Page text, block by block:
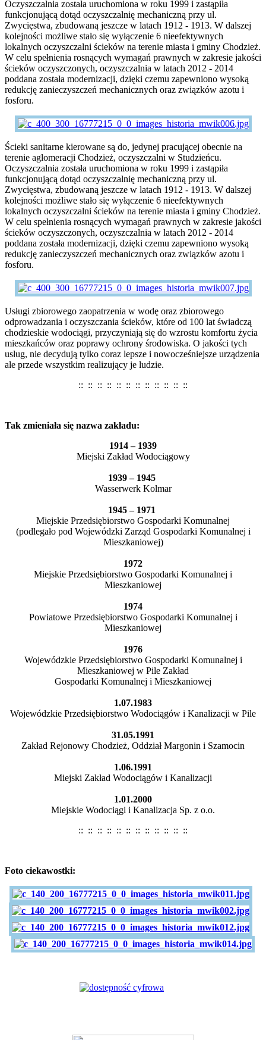
Oczyszczalnia została uruchomiona w roku 1999 i zastąpiła
funkcjonującą dotąd oczyszczalnię mechaniczną przy ul.
Zwycięstwa, zbudowaną jeszcze w latach 1912 - 1913. W dalszej
kolejności możliwe stało się wyłączenie 6 nieefektywnych
lokalnych oczyszczalni ścieków na terenie miasta i gminy Chodzież.
W celu spełnienia rosnących wymagań prawnych w zakresie jakości
ścieków oczyszczonych, oczyszczalnia w latach 2012 - 2014
poddana została modernizacji, dzięki czemu zapewniono wysoką
redukcję zanieczyszczeń mechanicznych oraz związków azotu i
fosforu.
Ścieki sanitarne kierowane są do, jedynej pracującej obecnie na
terenie aglomeracji Chodzież, oczyszczalni w Studzieńcu.
Oczyszczalnia została uruchomiona w roku 1999 i zastąpiła
funkcjonującą dotąd oczyszczalnię mechaniczną przy ul.
Zwycięstwa, zbudowaną jeszcze w latach 1912 - 1913. W dalszej
kolejności możliwe stało się wyłączenie 6 nieefektywnych
lokalnych oczyszczalni ścieków na terenie miasta i gminy Chodzież.
W celu spełnienia rosnących wymagań prawnych w zakresie jakości
ścieków oczyszczonych, oczyszczalnia w latach 2012 - 2014
poddana została modernizacji, dzięki czemu zapewniono wysoką
redukcję zanieczyszczeń mechanicznych oraz związków azotu i
fosforu.
Usługi zbiorowego zaopatrzenia w wodę oraz zbiorowego
odprowadzania i oczyszczania ścieków, które od 100 lat świadczą
chodzieskie wodociągi, przyczyniają się do wzrostu komfortu życia
mieszkańców oraz poprawy ochrony środowiska. O jakości tych
usług, nie decydują tylko coraz lepsze i nowocześniejsze urządzenia
ale przede wszystkim realizujący je ludzie.
:: :: :: :: :: :: :: :: :: :: :: ::
Tak zmieniała się nazwa zakładu:
1914 – 1939
Miejski Zakład Wodociągowy
1939 – 1945
Wasserwerk Kolmar
1945 – 1971
Miejskie Przedsiębiorstwo Gospodarki Komunalnej
(podlegało pod Wojewódzki Zarząd Gospodarki Komunalnej i
Mieszkaniowej)
1972
Miejskie Przedsiębiorstwo Gospodarki Komunalnej i
Mieszkaniowej
1974
Powiatowe Przedsiębiorstwo Gospodarki Komunalnej i
Mieszkaniowej
1976
Wojewódzkie Przedsiębiorstwo Gospodarki Komunalnej i
Mieszkaniowej w Pile Zakład
Gospodarki Komunalnej i Mieszkaniowej
1.07.1983
Wojewódzkie Przedsiębiorstwo Wodociągów i Kanalizacji w Pile
31.05.1991
Zakład Rejonowy Chodzież, Oddział Margonin i Szamocin
1.06.1991
Miejski Zakład Wodociągów i Kanalizacji
1.01.2000
Miejskie Wodociągi i Kanalizacja Sp. z o.o.
:: :: :: :: :: :: :: :: :: :: :: ::
Foto ciekawostki: